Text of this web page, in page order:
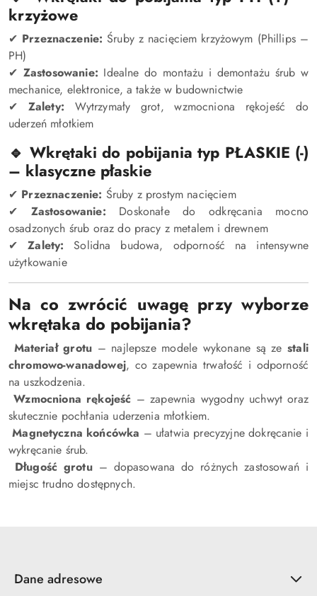
krzyżowe
✔ Przeznaczenie: Śruby z nacięciem krzyżowym (Phillips –
PH)
✔ Zastosowanie: Idealne do montażu i demontażu śrub w
mechanice, elektronice, a także w budownictwie
✔ Zalety: Wytrzymały grot, wzmocniona rękojeść do
uderzeń młotkiem
🔹 Wkrętaki do pobijania typ PŁASKIE (-)
– klasyczne płaskie
✔ Przeznaczenie: Śruby z prostym nacięciem
✔ Zastosowanie: Doskonałe do odkręcania mocno
osadzonych śrub oraz do pracy z metalem i drewnem
✔Zalety: Solidna budowa, odporność na intensywne
użytkowanie
Na co zwrócić uwagę przy wyborze
wkrętaka do pobijania?
Materiał grotu – najlepsze modele wykonane są zestali
chromowo-wanadowej, co zapewnia trwałość i odporność
na uszkodzenia.
Wzmocniona rękojeść – zapewnia wygodny uchwyt oraz
skutecznie pochłania uderzenia młotkiem.
Magnetyczna końcówka – ułatwia precyzyjne dokręcanie i
wykręcanie śrub.
Długość grotu– dopasowana do różnych zastosowań i
miejsc trudno dostępnych.
Dane adresowe